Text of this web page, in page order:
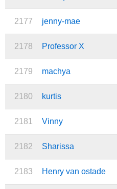
2177 jenny-mae
2178 Professor X
2179 machya
2180 kurtis
2181 Vinny
2182 Sharissa
2183 Henry van ostade